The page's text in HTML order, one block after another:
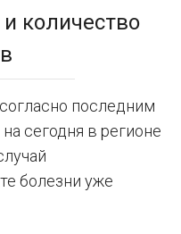
количество
последним
сегодня в регионе
болезни уже